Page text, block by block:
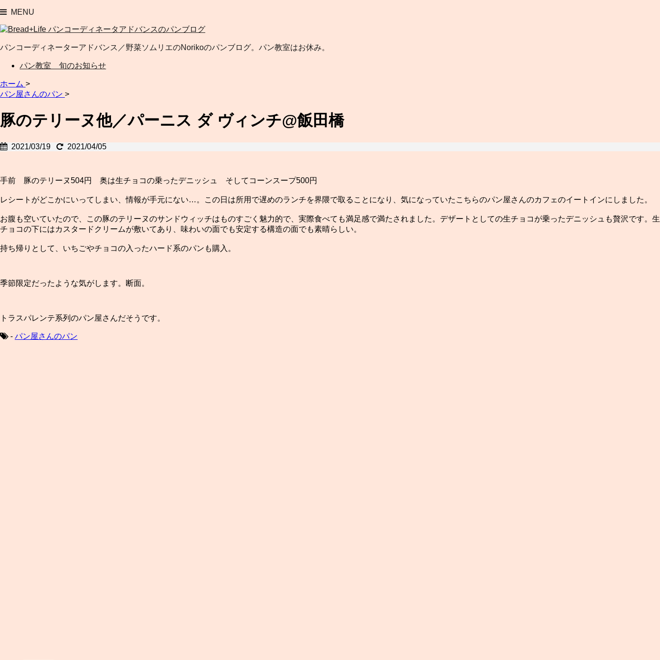
MENU
パンコーディネーターアドバンス／野菜ソムリエのNorikoのパンブログ。パン教室はお休み。
パン教室 旬のお知らせ
ホーム >
パン屋さんのパン >
豚のテリーヌ他／パーニス ダ ヴィンチ@飯田橋
2021/03/19 2021/04/05
手前 豚のテリーヌ504円 奥は生チョコの乗ったデニッシュ そしてコーンスープ500円
レシートがどこかにいってしまい、情報が手元にない…。この日は所用で遅めのランチを界隈で取ることになり、気になっていたこちらのパン屋さんのカフェのイートインにしました。
お腹も空いていたので、この豚のテリーヌのサンドウィッチはものすごく魅力的で、実際食べても満足感で満たされました。デザートとしての生チョコが乗ったデニッシュも贅沢です。生
チョコの下にはカスタードクリームが敷いてあり、味わいの面でも安定する構造の面でも素晴らしい。
持ち帰りとして、いちごやチョコの入ったハード系のパンも購入。
季節限定だったような気がします。断面。
トラスパレンテ系列のパン屋さんだそうです。
- パン屋さんのパン